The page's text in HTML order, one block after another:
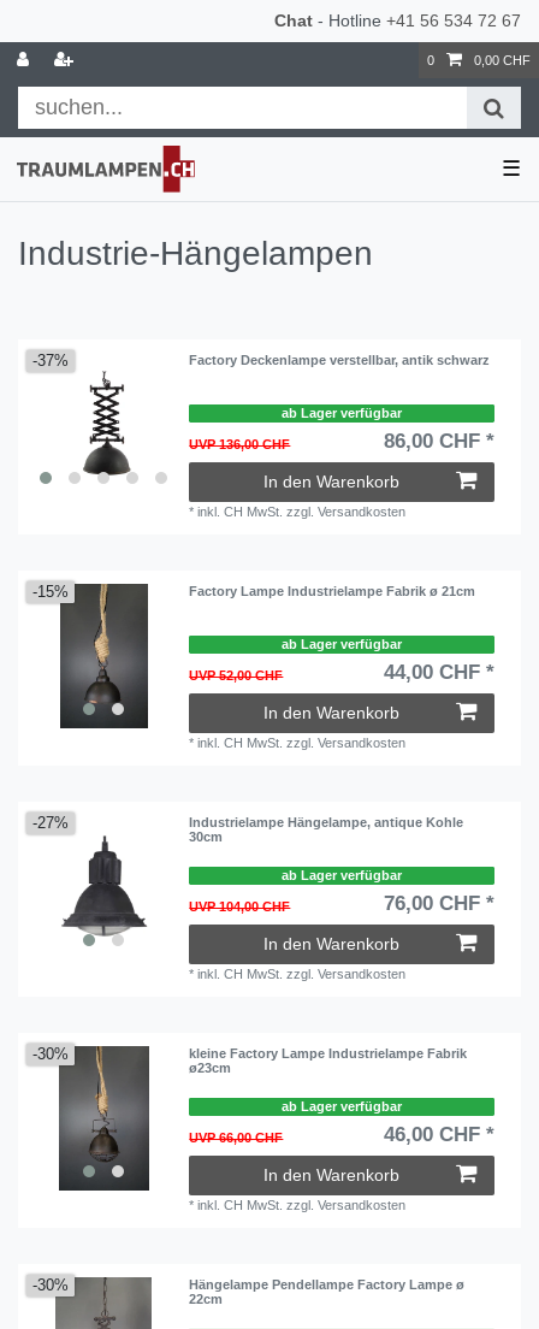
Chat - Hotline +41 56 534 72 67
0 0,00 CHF
☰
Industrie-Hängelampen
-37% Factory Deckenlampe verstellbar, antik schwarz
ab Lager verfügbar
UVP 136,00 CHF 86,00 CHF *
In den Warenkorb
*inkl. CH MwSt. zzgl.Versandkosten
-15% Factory Lampe Industrielampe Fabrik ø 21cm
ab Lager verfügbar
UVP 52,00 CHF 44,00 CHF *
In den Warenkorb
*inkl. CH MwSt. zzgl.Versandkosten
-27%
Industrielampe Hängelampe, antique Kohle
30cm
ab Lager verfügbar
UVP 104,00 CHF 76,00 CHF *
In den Warenkorb
*inkl. CH MwSt. zzgl.Versandkosten
-30%
kleine Factory Lampe Industrielampe Fabrik
ø23cm
ab Lager verfügbar
UVP 66,00 CHF 46,00 CHF *
In den Warenkorb
*inkl. CH MwSt. zzgl.Versandkosten
-30%
Hängelampe Pendellampe Factory Lampe ø
22cm